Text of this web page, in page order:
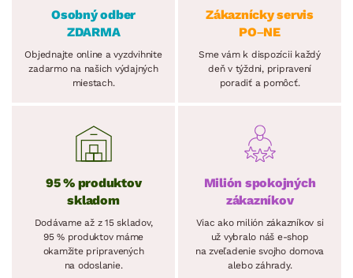
Osobný odber
ZDARMA
Objednajte online a vyzdvihnite
zadarmo na našich výdajných
miestach.
Zákaznícky servis
PO–NE
Sme vám k dispozícii každý
deň v týždni, pripravení
poradiť a pomôcť.
95 % produktov
skladom
Dodávame až z 15 skladov,
95 % produktov máme
okamžite pripravených
na odoslanie.
Milión spokojných
zákazníkov
Viac ako milión zákazníkov si
už vybralo náš e-shop
na zveľadenie svojho domova
alebo záhrady.